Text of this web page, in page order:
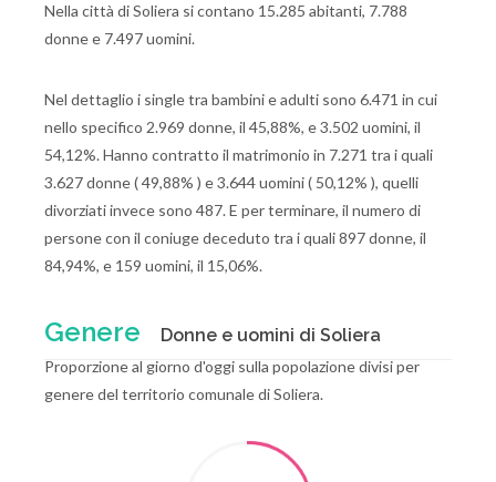
Nella città di Soliera si contano 15.285 abitanti, 7.788
donne e 7.497 uomini.
Nel dettaglio i single tra bambini e adulti sono 6.471 in cui
nello specifico 2.969 donne, il 45,88%, e 3.502 uomini, il
54,12%. Hanno contratto il matrimonio in 7.271 tra i quali
3.627 donne ( 49,88% ) e 3.644 uomini ( 50,12% ), quelli
divorziati invece sono 487. E per terminare, il numero di
persone con il coniuge deceduto tra i quali 897 donne, il
84,94%, e 159 uomini, il 15,06%.
Genere Donne e uomini di Soliera
Proporzione al giorno d'oggi sulla popolazione divisi per
genere del territorio comunale di Soliera.